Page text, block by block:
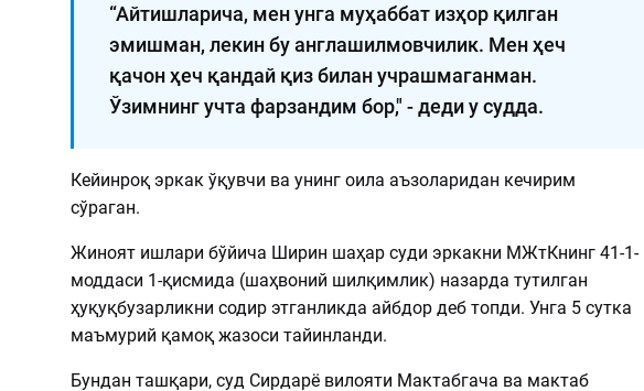
“Айтишларича, мен унга муҳаббат изҳор қилган
эмишман, лекин бу англашилмовчилик. Мен ҳеч
қачон ҳеч қандай қиз билан учрашмаганман.
Ўзимнинг учта фарзандим бор," - деди у судда.
Кейинроқ эркак ўқувчи ва унинг оила аъзоларидан кечирим
сўраган.
Жиноят ишлари бўйича Ширин шаҳар суди эркакни МЖтКнинг 41-1-
моддаси 1-қисмида (шаҳвоний шилқимлик) назарда тутилган
ҳуқуқбузарликни содир этганликда айбдор деб топди. Унга 5 сутка
маъмурий қамоқ жазоси тайинланди.
Бундан ташқари, суд Сирдарё вилояти Мактабгача ва мактаб